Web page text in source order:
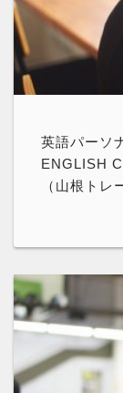
英語パーソ
ENGLISH
（山根トレ